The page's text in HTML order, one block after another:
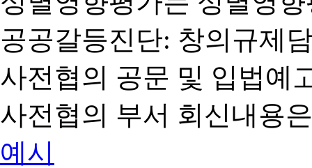
공공갈등진단: 창의규제
사전협의 공문 및 입법예
사전협의 부서 회신내용
예시